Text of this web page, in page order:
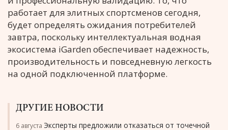
работает для элитных спортсменов сегодня,
будет определять ожидания потребителей
завтра, поскольку интеллектуальная водная
экосистема iGarden обеспечивает надежность,
производительность и повседневную легкость
на одной подключенной платформе.
ДРУГИЕ НОВОСТИ
6 августа Эксперты предложили отказаться от точечной